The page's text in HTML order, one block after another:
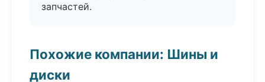
запчастей.
Похожие компании: Шины и
диски